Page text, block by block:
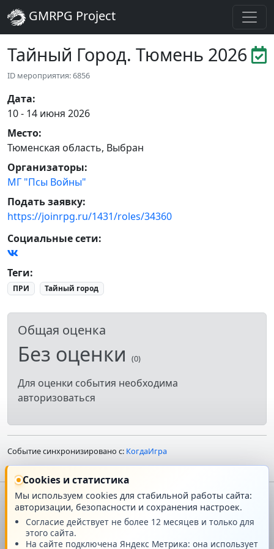
GMRPG Project
Тайный Город. Тюмень 2026
ID мероприятия: 6856
Дата:
10 - 14 июня 2026
Место:
Тюменская область, Выбран
Организаторы:
МГ "Псы Войны"
Подать заявку:
https://joinrpg.ru/1431/roles/34360
Социальные сети:
Теги:
ПРИ Тайный город
Общая оценка
Без оценки (0)
Для оценки события необходима
авторизоваться
Событие синхронизировано с: КогдаИгра
Главная О проекте
Техподдержка Новости
Cookies и статистика
Мы используем cookies для стабильной работы сайта:
авторизации, безопасности и сохранения настроек.
Согласие действует не более 12 месяцев и только для
этого сайта.
На сайте подключена Яндекс Метрика: она использует